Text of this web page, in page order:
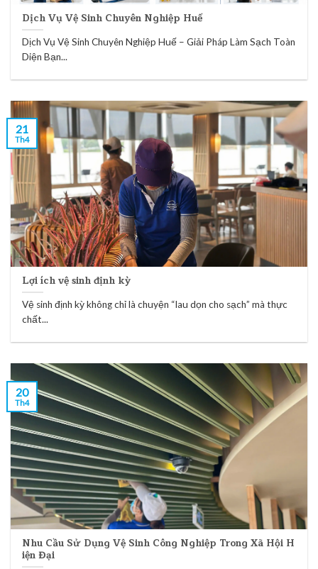
Dịch Vụ Vệ Sinh Chuyên Nghiệp Huế
Dịch Vụ Vệ Sinh Chuyên Nghiệp Huế – Giải Pháp Làm Sạch Toàn
Diện Bạn...
Lợi ích vệ sinh định kỳ
Vệ sinh định kỳ không chỉ là chuyện “lau dọn cho sạch” mà thực
chất...
21
Th4
Nhu Cầu Sử Dụng Vệ Sinh Công Nghiệp Trong Xã Hội H
iện Đại
20
Th4